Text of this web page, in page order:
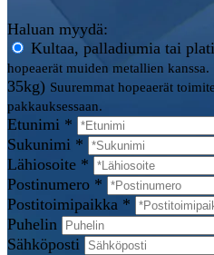
Haluan myydä:
Kultaa, palladiumia tai
hopeaerät muiden metallien kanssa.
35kg) Suuremmat hopeaerät
pakkauksessaan.
Etunimi *
Sukunimi *
Lähiosoite *
Postinumero *
Postitoimipaikka *
Puhelin
Sähköposti